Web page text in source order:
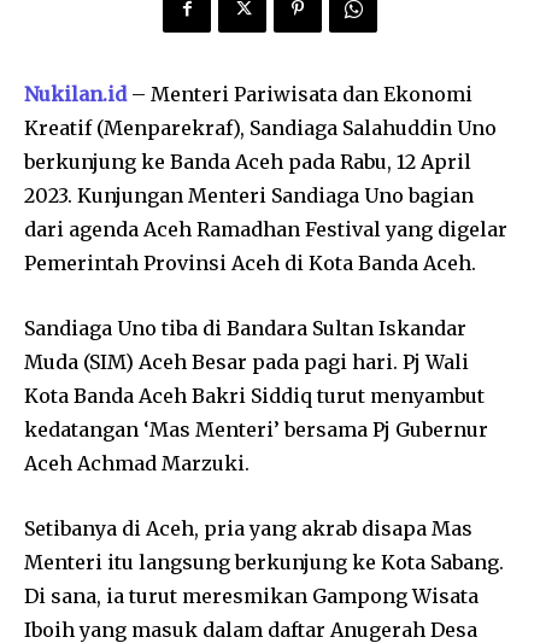
Nukilan.id– Menteri Pariwisata dan Ekonomi
Kreatif (Menparekraf), Sandiaga Salahuddin Uno
berkunjung ke Banda Aceh pada Rabu, 12 April
2023. Kunjungan Menteri Sandiaga Uno bagian
dari agenda Aceh Ramadhan Festival yang digelar
Pemerintah Provinsi Aceh di Kota Banda Aceh.
Sandiaga Uno tiba di Bandara Sultan Iskandar
Muda (SIM) Aceh Besar pada pagi hari. Pj Wali
Kota Banda Aceh Bakri Siddiq turut menyambut
kedatangan ‘Mas Menteri’ bersama Pj Gubernur
Aceh Achmad Marzuki.
Setibanya di Aceh, pria yang akrab disapa Mas
Menteri itu langsung berkunjung ke Kota Sabang.
Di sana, ia turut meresmikan Gampong Wisata
Iboih yang masuk dalam daftar Anugerah Desa